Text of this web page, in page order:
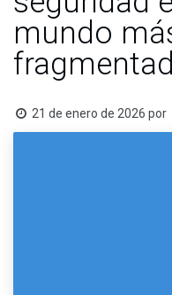
mundo
21 de enero de 2026 por